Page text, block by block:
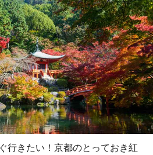
行きたい！京都のとっておき紅